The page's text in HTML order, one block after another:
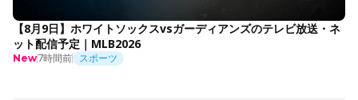
【8月9日】ホワイトソックスvsガーディアンズのテレビ放送・ネ
ット配信予定｜MLB2026
New7時間前 スポーツ